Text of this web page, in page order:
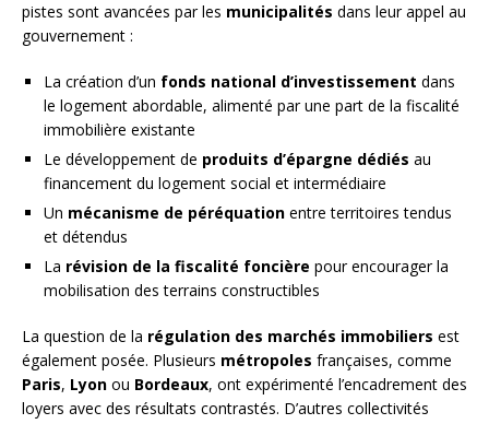
pistes sont avancées par les municipalités dans leur appel au
gouvernement :
La création d’un fonds national d’investissement dans
le logement abordable, alimenté par une part de la fiscalité
immobilière existante
Le développement de produits d’épargne dédiés au
financement du logement social et intermédiaire
Un mécanisme de péréquation entre territoires tendus
et détendus
La révision de la fiscalité foncière pour encourager la
mobilisation des terrains constructibles
La question de la régulation des marchés immobiliers est
également posée. Plusieurs métropoles françaises, comme
Paris, Lyon ou Bordeaux, ont expérimenté l’encadrement des
loyers avec des résultats contrastés. D’autres collectivités